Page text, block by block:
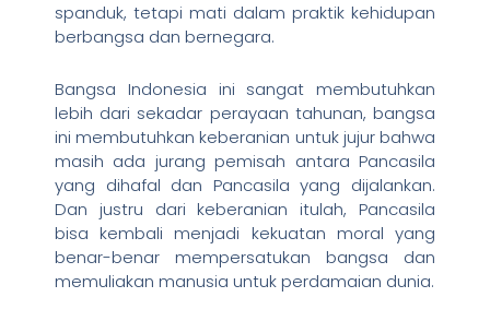
spanduk, tetapi mati dalam praktik kehidupan
berbangsa dan bernegara.
Bangsa Indonesia ini sangat membutuhkan
lebih dari sekadar perayaan tahunan, bangsa
ini membutuhkan keberanian untuk jujur bahwa
masih ada jurang pemisah antara Pancasila
yang dihafal dan Pancasila yang dijalankan.
Dan justru dari keberanian itulah, Pancasila
bisa kembali menjadi kekuatan moral yang
benar-benar mempersatukan bangsa dan
memuliakan manusia untuk perdamaian dunia.